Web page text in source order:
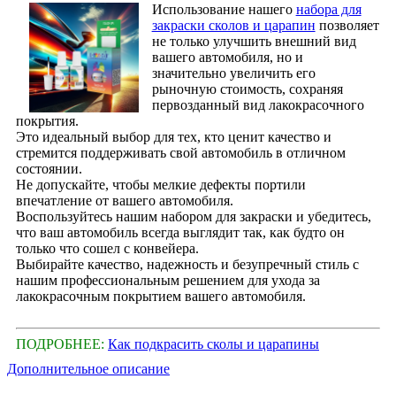
Использование нашего набора для
закраски сколов и царапин позволяет
не только улучшить внешний вид
вашего автомобиля, но и
значительно увеличить его
рыночную стоимость, сохраняя
первозданный вид лакокрасочного
покрытия.
Это идеальный выбор для тех, кто ценит качество и
стремится поддерживать свой автомобиль в отличном
состоянии.
Не допускайте, чтобы мелкие дефекты портили
впечатление от вашего автомобиля.
Воспользуйтесь нашим набором для закраски и убедитесь,
что ваш автомобиль всегда выглядит так, как будто он
только что сошел с конвейера.
Выбирайте качество, надежность и безупречный стиль с
нашим профессиональным решением для ухода за
лакокрасочным покрытием вашего автомобиля.
ПОДРОБНЕЕ: Как подкрасить сколы и царапины
Дополнительное описание